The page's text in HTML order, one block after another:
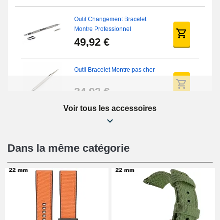
Outil Changement Bracelet
Montre Professionnel
49,92 €
Outil Bracelet Montre pas cher
34,92 €
Kit Réparation Montre Débutant
16,90 €
Pied à Coulisse Numérique
9,90 €
Voir tous les accessoires
Dans la même catégorie